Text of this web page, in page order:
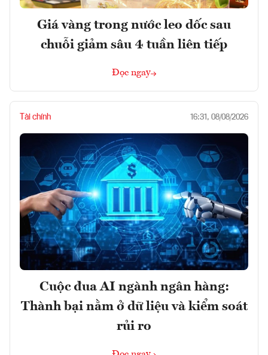
Giá vàng trong nước leo dốc sau
chuỗi giảm sâu 4 tuần liên tiếp
Đọc ngay
Tài chính 16:31, 08/08/2026
Cuộc đua AI ngành ngân hàng:
Thành bại nằm ở dữ liệu và kiểm soát
rủi ro